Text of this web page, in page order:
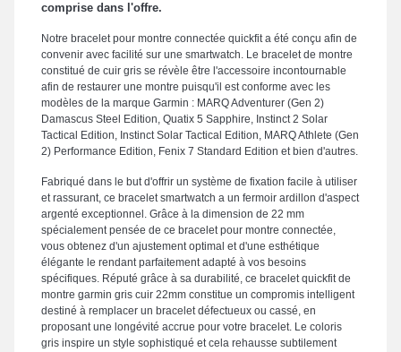
comprise dans l'offre.
Notre bracelet pour montre connectée quickfit a été conçu afin de
convenir avec facilité sur une smartwatch. Le bracelet de montre
constitué de cuir gris se révèle être l'accessoire incontournable
afin de restaurer une montre puisqu'il est conforme avec les
modèles de la marque Garmin : MARQ Adventurer (Gen 2)
Damascus Steel Edition, Quatix 5 Sapphire, Instinct 2 Solar
Tactical Edition, Instinct Solar Tactical Edition, MARQ Athlete (Gen
2) Performance Edition, Fenix 7 Standard Edition et bien d'autres.
Fabriqué dans le but d'offrir un système de fixation facile à utiliser
et rassurant, ce bracelet smartwatch a un fermoir ardillon d'aspect
argenté exceptionnel. Grâce à la dimension de 22 mm
spécialement pensée de ce bracelet pour montre connectée,
vous obtenez d'un ajustement optimal et d'une esthétique
élégante le rendant parfaitement adapté à vos besoins
spécifiques. Réputé grâce à sa durabilité, ce bracelet quickfit de
montre garmin gris cuir 22mm constitue un compromis intelligent
destiné à remplacer un bracelet défectueux ou cassé, en
proposant une longévité accrue pour votre bracelet. Le coloris
gris inspire un style sophistiqué et cela rehausse subtilement